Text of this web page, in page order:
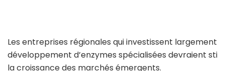
Les entreprises régionales qui investissent largement
développement d’enzymes spécialisées devraient
la croissance des marchés émergents.